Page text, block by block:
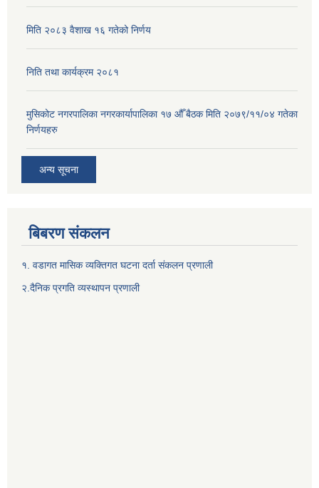
मिति २०८३ वैशाख १६ गतेको निर्णय
निति तथा कार्यक्रम २०८१
मुसिकोट नगरपालिका नगरकार्यापालिका १७ औँ बैठक मिति २०७९/११/०४ गतेका
निर्णयहरु
अन्य सूचना
बिबरण संकलन
१. वडागत मासिक व्यक्तिगत घटना दर्ता संकलन प्रणाली
२.दैनिक प्रगति व्यस्थापन प्रणाली